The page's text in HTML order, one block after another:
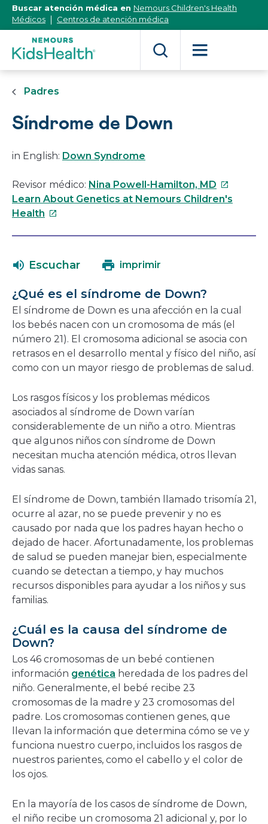
[Skip
Content]
Buscar atención médica en Nemours Children's Health
Médicos
Centros de atención médica
Padres
Síndrome de Down
in English: Down Syndrome
Revisor médico: Nina Powell-Hamilton, MD Este
enlace
Learn About Genetics at Nemours Children's
Health Este
en
nueva
ventana
Escuchar imprimir
¿Qué es el síndrome de Down?
El síndrome de Down es una afección en la cual
los bebés nacen con un cromosoma de más (el
número 21). El cromosoma adicional se asocia con
retrasos en el desarrollo mental y físico del niño, así
como con un mayor riesgo de problemas de salud.
Los rasgos físicos y los problemas médicos
asociados al síndrome de Down varían
considerablemente de un niño a otro. Mientras
que algunos niños con síndrome de Down
necesitan mucha atención médica, otros llevan
vidas sanas.
El síndrome de Down, también llamado trisomía 21,
ocurre al azar, no se puede prevenir y no es
causado por nada que los padres hayan hecho o
dejado de hacer. Afortunadamente, los problemas
de salud se pueden manejar bien, especialmente
cuando se detectan a tiempo, y hay muchos
recursos disponibles para ayudar a los niños y sus
familias.
¿Cuál es la causa del síndrome de
Down?
Los 46 cromosomas de un bebé contienen
información genética heredada de los padres del
niño. Generalmente, el bebé recibe 23
cromosomas de la madre y 23 cromosomas del
padre. Los cromosomas contienen genes, que
llevan la información que determina cómo se ve y
funciona nuestro cuerpo, incluidos los rasgos de
nuestros parientes, como el cabello y el color de
los ojos.
En la mayoría de los casos de síndrome de Down,
el niño recibe un cromosoma 21 adicional y, por lo